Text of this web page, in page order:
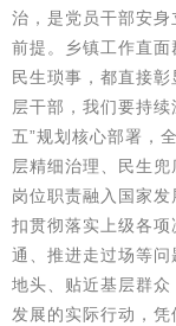
治，是党员干部安
前提。乡镇工作直
民生琐事，都直接
层干部，我们要持
五”规划核心部署，
层精细治理、民生
岗位职责融入国家
扣贯彻落实上级各
通、推进走过场等
地头、贴近基层群
发展的实际行动，